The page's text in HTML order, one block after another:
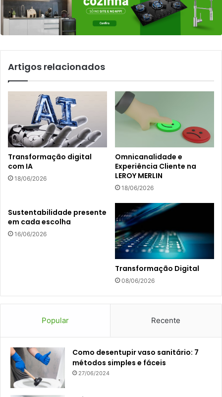
Artigos relacionados
Transformação digital
com IA
18/06/2026
Omnicanalidade e
Experiência Cliente na
LEROY MERLIN
18/06/2026
Sustentabilidade presente
em cada escolha
16/06/2026
Transformação Digital
08/06/2026
Popular Recente
Como desentupir vaso sanitário: 7
métodos simples e fáceis
27/06/2024